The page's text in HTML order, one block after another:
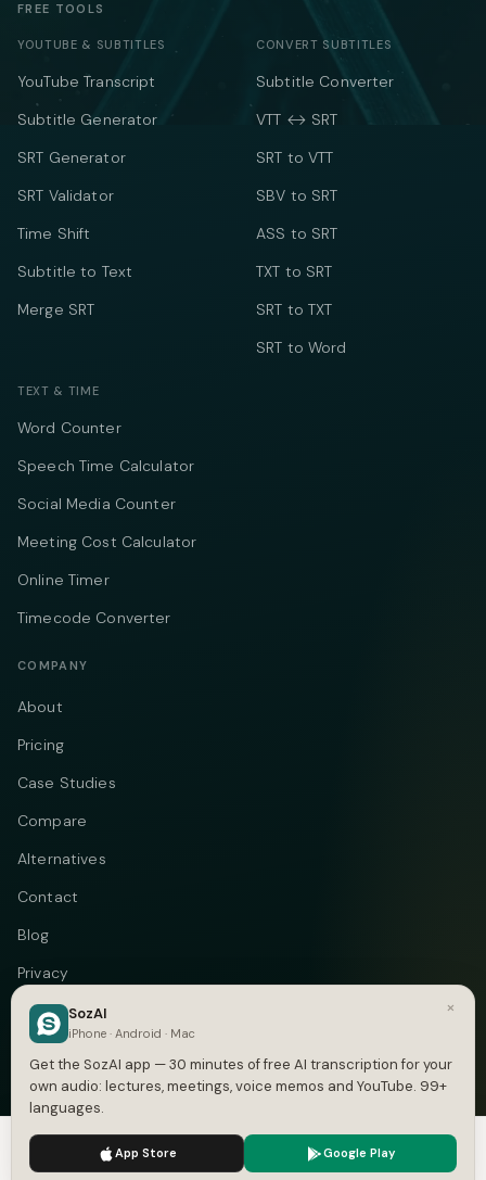
FREE TOOLS
YOUTUBE & SUBTITLES
YouTube Transcript
Subtitle Generator
SRT Generator
SRT Validator
Time Shift
Subtitle to Text
Merge SRT
CONVERT SUBTITLES
Subtitle Converter
VTT ↔ SRT
SRT to VTT
SBV to SRT
ASS to SRT
TXT to SRT
SRT to TXT
SRT to Word
TEXT & TIME
Word Counter
Speech Time Calculator
Social Media Counter
Meeting Cost Calculator
Online Timer
Timecode Converter
COMPANY
About
Pricing
Case Studies
Compare
Alternatives
Contact
Blog
Privacy
Terms
DMCA
© 2026 Vastflow. All rights reserved. TelegramInstagram
We use cookies to enhance your experience.
×
SozAI
iPhone · Android · Mac
Get the SozAI app — 30 minutes of free AI transcription for your
own audio: lectures, meetings, voice memos and YouTube. 99+
languages.
App Store Google Play